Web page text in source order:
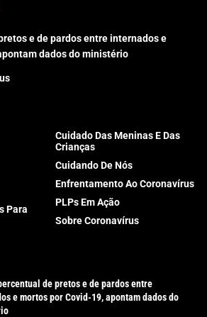
e de pardos entre internados e
dados do ministério
Para
Cuidado Das Meninas E Das
Crianças
Cuidando De Nós
Enfrentamento Ao Coronavírus
PLPs Em Ação
Sobre Coronavírus
de pretos e de pardos entre
e mortos por Covid-19, apontam dados do